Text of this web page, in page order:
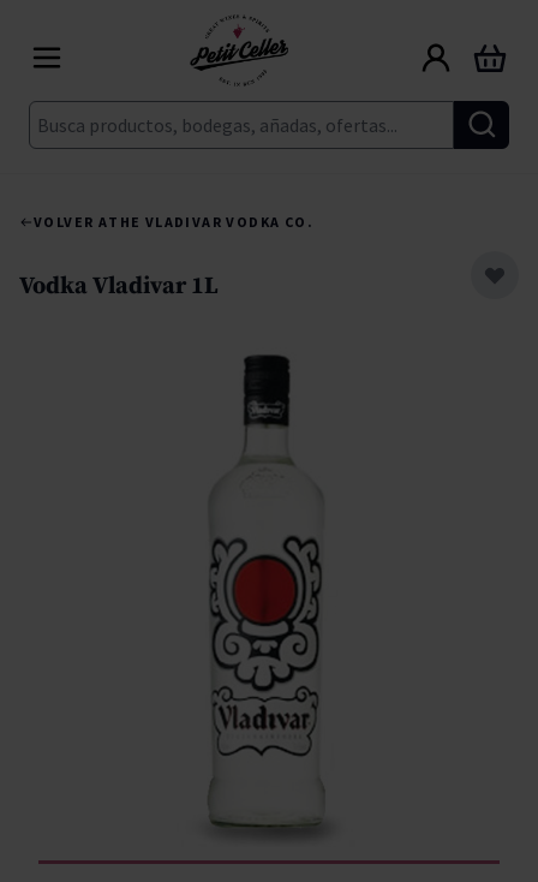
Buscar
Carrito
VOLVER ATHE VLADIVAR VODKA CO.
Vodka Vladivar 1L